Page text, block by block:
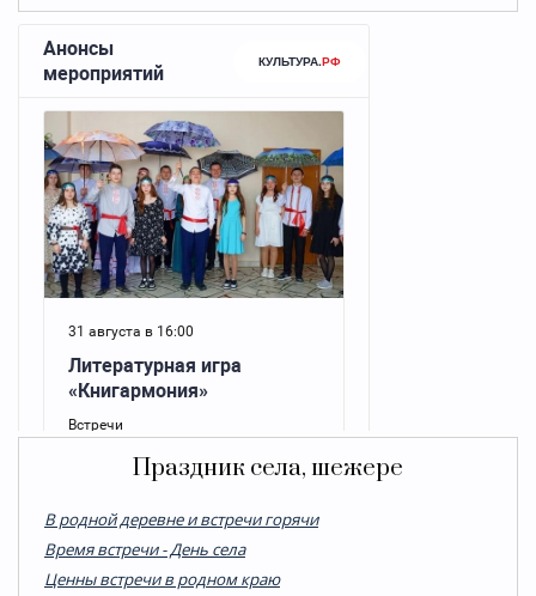
Праздник села, шежере
В родной деревне и встречи горячи
Время встречи - День села
Ценны встречи в родном краю